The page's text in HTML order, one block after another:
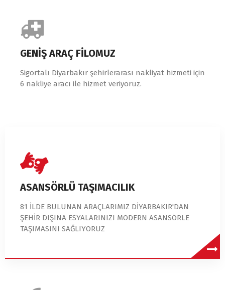
GENİŞ ARAÇ FİLOMUZ
Sigortalı Diyarbakır şehirlerarası nakliyat hizmeti için
6 nakliye aracı ile hizmet veriyoruz.
ASANSÖRLÜ TAŞIMACILIK
81 İLDE BULUNAN ARAÇLARIMIZ DİYARBAKIR'DAN
ŞEHİR DIŞINA ESYALARINIZI MODERN ASANSÖRLE
TAŞIMASINI SAĞLIYORUZ